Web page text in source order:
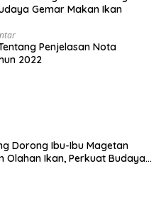
Gemar Makan Ikan
Penjelasan Nota
2022
Dorong Ibu-Ibu Magetan
Olahan Ikan, Perkuat Budaya